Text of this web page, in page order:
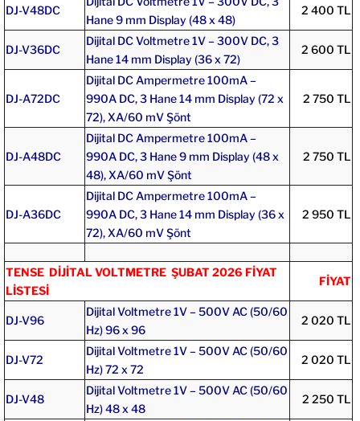
DJ-V48DC
Hane 9 mm Display (48 x 48)
2 400 TL
DJ-V36DC
Dijital DC Voltmetre 1V – 300V DC, 3
Hane 14 mm Display (36 x 72)
2 600 TL
DJ-A72DC
Dijital DC Ampermetre 100mA –
990A DC, 3 Hane 14 mm Display (72 x
72), XA/60 mV Şönt
2 750 TL
DJ-A48DC
Dijital DC Ampermetre 100mA –
990A DC, 3 Hane 9 mm Display (48 x
48), XA/60 mV Şönt
2 750 TL
DJ-A36DC
Dijital DC Ampermetre 100mA –
990A DC, 3 Hane 14 mm Display (36 x
72), XA/60 mV Şönt
2 950 TL
TENSE DİJİTAL VOLTMETRE ŞUBAT 2026 FİYAT
LİSTESİ
FİYAT
DJ-V96
Dijital Voltmetre 1V – 500V AC (50/60
Hz) 96 x 96
2 020 TL
DJ-V72
Dijital Voltmetre 1V – 500V AC (50/60
Hz) 72 x 72
2 020 TL
DJ-V48
Dijital Voltmetre 1V – 500V AC (50/60
Hz) 48 x 48
2 250 TL